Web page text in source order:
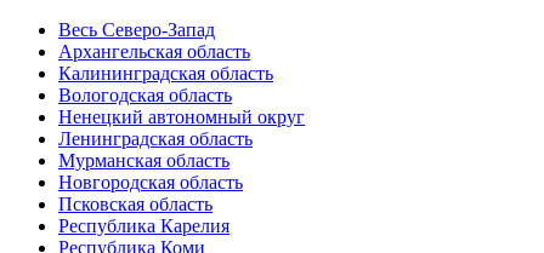
Весь Северо-Запад
Архангельская область
Калининградская область
Вологодская область
Ненецкий автономный округ
Ленинградская область
Мурманская область
Новгородская область
Псковская область
Республика Карелия
Республика Коми